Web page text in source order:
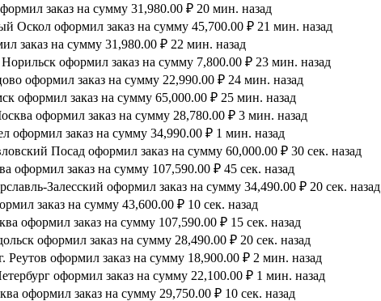
заказ на сумму 31,980.00 ₽ 20 мин. назад
Оскол оформил заказ на сумму 45,700.00 ₽ 21 мин. назад
заказ на сумму 31,980.00 ₽ 22 мин. назад
оформил заказ на сумму 7,800.00 ₽ 23 мин. назад
оформил заказ на сумму 22,990.00 ₽ 24 мин. назад
оформил заказ на сумму 65,000.00 ₽ 25 мин. назад
оформил заказ на сумму 28,780.00 ₽ 3 мин. назад
оформил заказ на сумму 34,990.00 ₽ 1 мин. назад
Посад оформил заказ на сумму 60,000.00 ₽ 30 сек. назад
оформил заказ на сумму 107,590.00 ₽ 45 сек. назад
Залесский оформил заказ на сумму 34,490.00 ₽ 20 сек. назад
заказ на сумму 43,600.00 ₽ 10 сек. назад
оформил заказ на сумму 107,590.00 ₽ 15 сек. назад
оформил заказ на сумму 28,490.00 ₽ 20 сек. назад
Реутов оформил заказ на сумму 18,900.00 ₽ 2 мин. назад
оформил заказ на сумму 22,100.00 ₽ 1 мин. назад
оформил заказ на сумму 29,750.00 ₽ 10 сек. назад